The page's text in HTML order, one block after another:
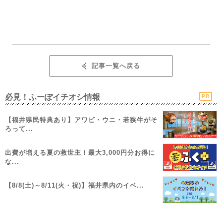
記事一覧へ戻る
必見！ふーぽイチオシ情報 PR
【福井県民特典あり】アワビ・ウニ・若狭牛がそ
ろって...
出費が増える夏の救世主！最大3,000円分お得に
な...
【8/8(土)～8/11(火・祝)】福井県内のイベ...